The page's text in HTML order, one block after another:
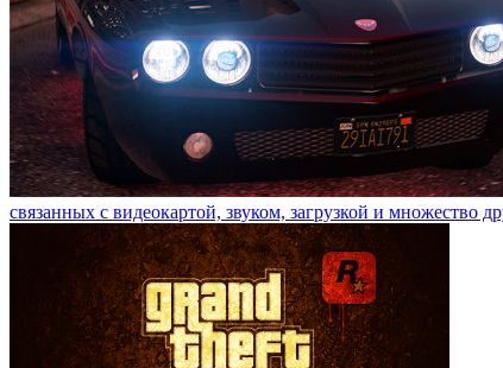
связанных с видеокартой, звуком, загрузкой и множество